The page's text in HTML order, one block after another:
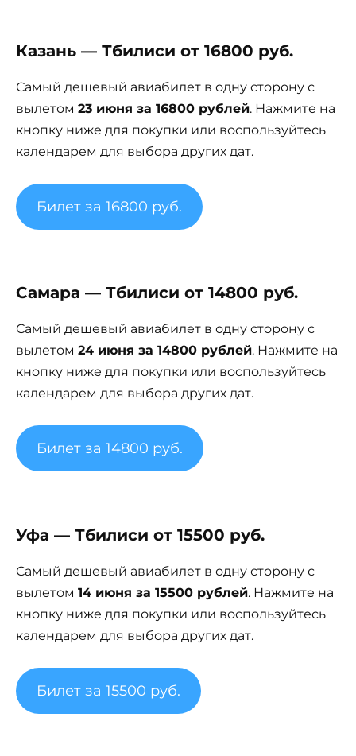
Казань — Тбилиси от 16800 руб.
Самый дешевый авиабилет в одну сторону с
вылетом 23 июня за 16800 рублей. Нажмите на
кнопку ниже для покупки или воспользуйтесь
календарем для выбора других дат.
Билет за 16800 руб.
Самара — Тбилиси от 14800 руб.
Самый дешевый авиабилет в одну сторону с
вылетом 24 июня за 14800 рублей. Нажмите на
кнопку ниже для покупки или воспользуйтесь
календарем для выбора других дат.
Билет за 14800 руб.
Уфа — Тбилиси от 15500 руб.
Самый дешевый авиабилет в одну сторону с
вылетом 14 июня за 15500 рублей. Нажмите на
кнопку ниже для покупки или воспользуйтесь
календарем для выбора других дат.
Билет за 15500 руб.